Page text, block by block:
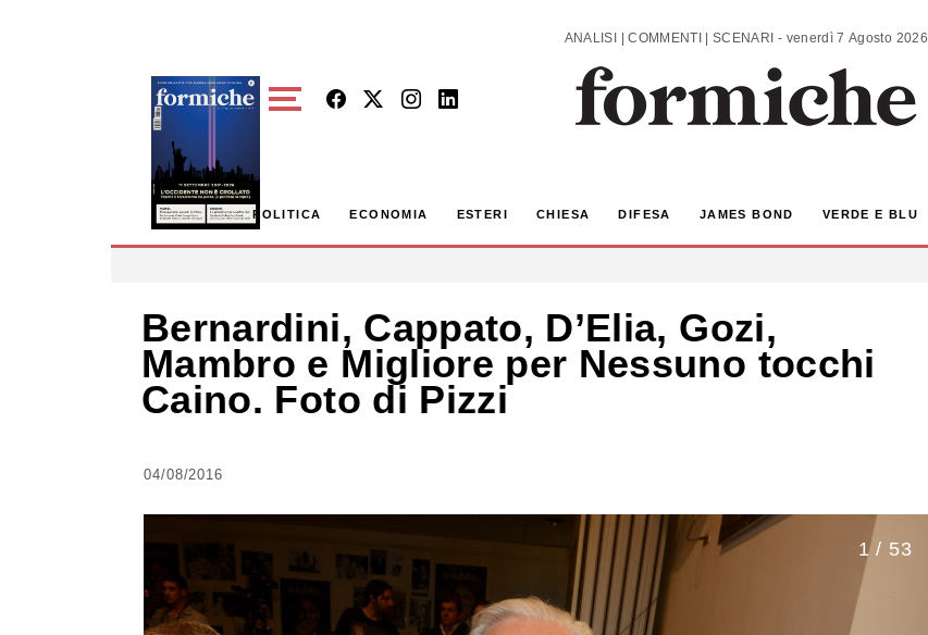
ANALISI | COMMENTI | SCENARI - venerdì 7 Agosto 2026
POLITICA ECONOMIA ESTERI CHIESA DIFESA JAMES BOND VERDE E BLU
Bernardini, Cappato, D’Elia, Gozi,
Mambro e Migliore per Nessuno tocchi
Caino. Foto di Pizzi
04/08/2016
1 / 53